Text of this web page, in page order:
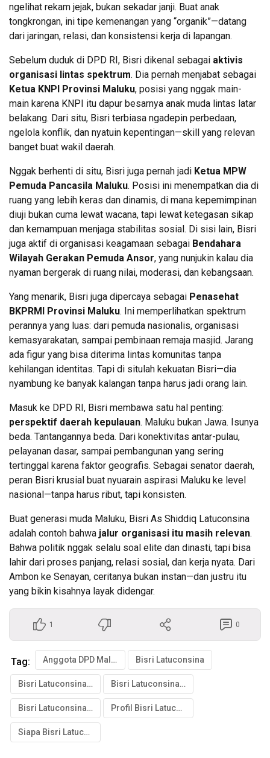
ngelihat rekam jejak, bukan sekadar janji. Buat anak
tongkrongan, ini tipe kemenangan yang “organik”—datang
dari jaringan, relasi, dan konsistensi kerja di lapangan.
Sebelum duduk di DPD RI, Bisri dikenal sebagai aktivis
organisasi lintas spektrum. Dia pernah menjabat sebagai
Ketua KNPI Provinsi Maluku, posisi yang nggak main-
main karena KNPI itu dapur besarnya anak muda lintas latar
belakang. Dari situ, Bisri terbiasa ngadepin perbedaan,
ngelola konflik, dan nyatuin kepentingan—skill yang relevan
banget buat wakil daerah.
Nggak berhenti di situ, Bisri juga pernah jadi Ketua MPW
Pemuda Pancasila Maluku. Posisi ini menempatkan dia di
ruang yang lebih keras dan dinamis, di mana kepemimpinan
diuji bukan cuma lewat wacana, tapi lewat ketegasan sikap
dan kemampuan menjaga stabilitas sosial. Di sisi lain, Bisri
juga aktif di organisasi keagamaan sebagai Bendahara
Wilayah Gerakan Pemuda Ansor, yang nunjukin kalau dia
nyaman bergerak di ruang nilai, moderasi, dan kebangsaan.
Yang menarik, Bisri juga dipercaya sebagai Penasehat
BKPRMI Provinsi Maluku. Ini memperlihatkan spektrum
perannya yang luas: dari pemuda nasionalis, organisasi
kemasyarakatan, sampai pembinaan remaja masjid. Jarang
ada figur yang bisa diterima lintas komunitas tanpa
kehilangan identitas. Tapi di situlah kekuatan Bisri—dia
nyambung ke banyak kalangan tanpa harus jadi orang lain.
Masuk ke DPD RI, Bisri membawa satu hal penting:
perspektif daerah kepulauan. Maluku bukan Jawa. Isunya
beda. Tantangannya beda. Dari konektivitas antar-pulau,
pelayanan dasar, sampai pembangunan yang sering
tertinggal karena faktor geografis. Sebagai senator daerah,
peran Bisri krusial buat nyuarain aspirasi Maluku ke level
nasional—tanpa harus ribut, tapi konsisten.
Buat generasi muda Maluku, Bisri As Shiddiq Latuconsina
adalah contoh bahwa jalur organisasi itu masih relevan.
Bahwa politik nggak selalu soal elite dan dinasti, tapi bisa
lahir dari proses panjang, relasi sosial, dan kerja nyata. Dari
Ambon ke Senayan, ceritanya bukan instan—dan justru itu
yang bikin kisahnya layak didengar.
1 0
Tag: Anggota DPD Maluku Bisri Latuconsina
Bisri Latuconsina anak siapa Bisri Latuconsina DPD
Bisri Latuconsina Maluku Profil Bisri Latuconsina
Siapa Bisri Latuconsina